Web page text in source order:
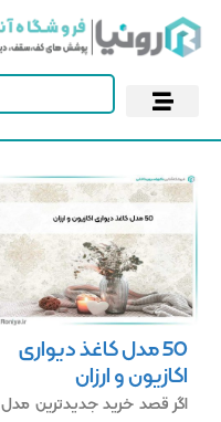
50 مدل کاغذ دیواری
اکازیون و ارزان
اگر قصد خرید جدیدترین مدل